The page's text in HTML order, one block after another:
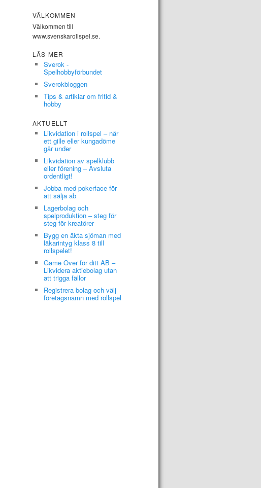
VÄLKOMMEN
Välkommen till
www.svenskarollspel.se.
LÄS MER
Sverok -
Spelhobbyförbundet
Sverokbloggen
Tips & artiklar om fritid &
hobby
AKTUELLT
Likvidation i rollspel – när
ett gille eller kungadöme
går under
Likvidation av spelklubb
eller förening – Avsluta
ordentligt!
Jobba med pokerface för
att sälja ab
Lagerbolag och
spelproduktion – steg för
steg för kreatörer
Bygg en äkta sjöman med
läkarintyg klass 8 till
rollspelet!
Game Over för ditt AB –
Likvidera aktiebolag utan
att trigga fällor
Registrera bolag och välj
företagsnamn med rollspel